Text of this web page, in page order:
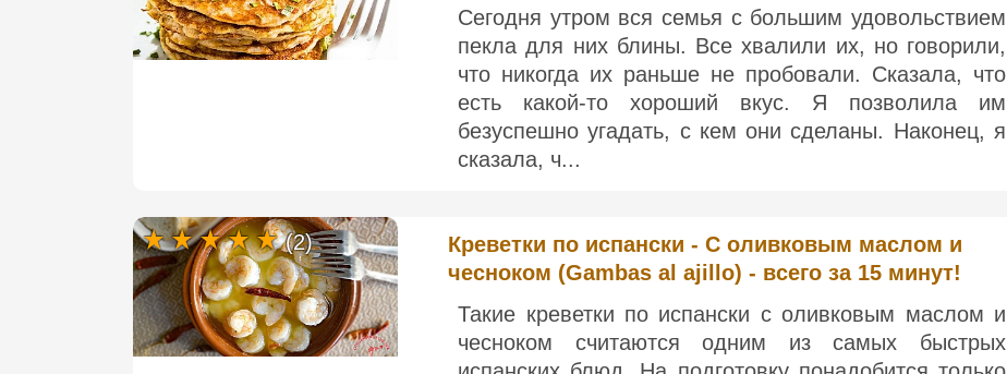
Сегодня утром вся семья с большим удовольствием
пекла для них блины. Все хвалили их, но говорили,
что никогда их раньше не пробовали. Сказала, что
есть какой-то хороший вкус. Я позволила им
безуспешно угадать, с кем они сделаны. Наконец, я
сказала, ч...
Креветки по испански - С оливковым маслом и
чесноком (Gambas al ajillo) - всего за 15 минут!
Такие креветки по испански с оливковым маслом и
чесноком считаются одним из самых быстрых
(2)